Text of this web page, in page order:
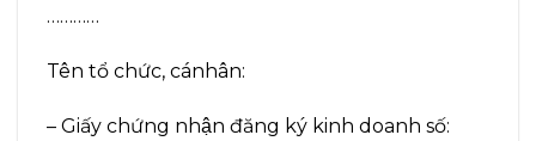
…………
Tên tổ chức, cánhân:
– Giấy chứng nhận đăng ký kinh doanh số: